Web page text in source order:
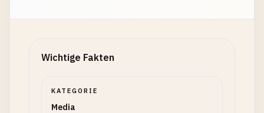
Wichtige Fakten
KATEGORIE
Media